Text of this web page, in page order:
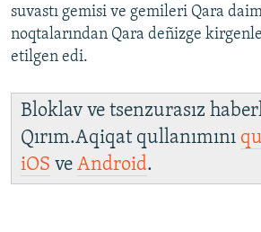
suvastı gemisi ve gemileri Qara
noqtalarından Qara deñizge
etilgen edi.
Bloklav ve tsenzurasız
Qırım.Aqiqat qullanımını
iOS ve Android.